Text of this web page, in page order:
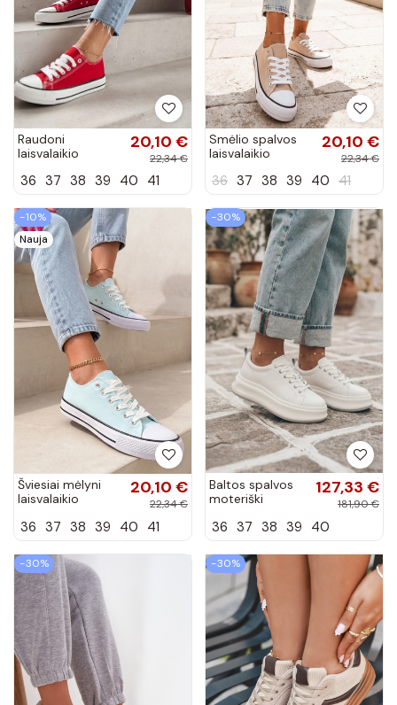
Raudoni
laisvalaikio
Manon
20,10 €
22,34 €
36 37 38 39 40 41
Smėlio spalvos
laisvalaikio
Manon
20,10 €
22,34 €
36 37 38 39 40 41
−10%
Nauja
Šviesiai mėlyni
laisvalaikio
Manon
20,10 €
22,34 €
36 37 38 39 40 41
−30%
Baltos spalvos
moteriški
platforma GOE
127,33 €
181,90 €
36 37 38 39 40
−30% −30%